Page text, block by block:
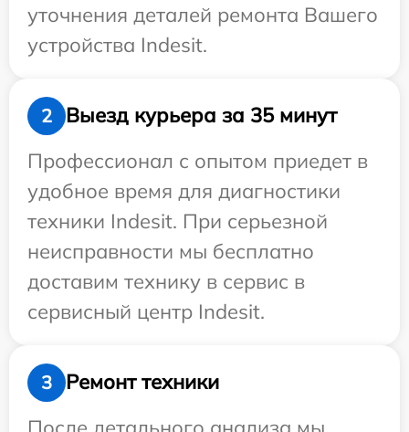
уточнения деталей ремонта Вашего
устройства Indesit.
2
Выезд курьера за 35 минут
Профессионал с опытом приедет в
удобное время для диагностики
техники Indesit. При серьезной
неисправности мы бесплатно
доставим технику в сервис в
сервисный центр Indesit.
3
Ремонт техники